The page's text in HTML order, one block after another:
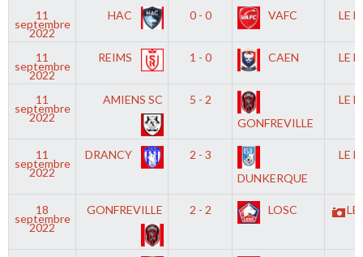
11
septembre
2022
HAC 0 - 0 VAFC LE
11
septembre
2022
REIMS 1 - 0 CAEN LE
11
septembre
2022
AMIENS SC
5 - 2
GONFREVILLE
LE
11
septembre
2022
DRANCY
2 - 3
DUNKERQUE
LE
18
septembre
2022
GONFREVILLE 2 - 2 LOSC LE